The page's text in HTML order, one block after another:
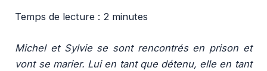
Temps de lecture : 2 minutes
Michel et Sylvie se sont rencontrés en prison et
vont se marier. Lui en tant que détenu, elle en tant